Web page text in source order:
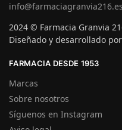
info@farmaciagranvia216.es
2024 © Farmacia Granvia
Diseñado y desarrollado por
FARMACIA DESDE 1953
Marcas
Sobre nosotros
Síguenos en Instagram